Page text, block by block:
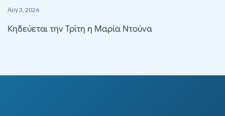
Αυγ 3, 2026
Κηδεύεται την Τρίτη η Μαρία Ντούνα